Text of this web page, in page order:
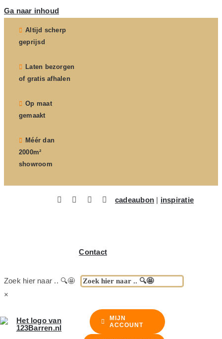
Ga naar inhoud
Altijd scherp
geprijsd
Laten bezorgen
of gratis afhalen
Op maat
gemaakt
Méér dan
2000m²
showroom
cadeaubon | inspiratie
Contact
Zoek hier naar .. 🔍🤩
×
MIJN
ACCOUNT